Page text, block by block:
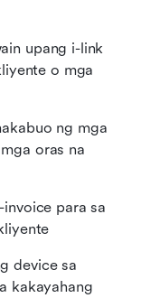
upang i-link
o mga
ng mga
oras na
para sa
device sa
kakayahang